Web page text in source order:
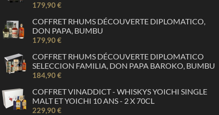
179,90 €
COFFRET RHUMS DÉCOUVERTE DIPLOMATICO,
DON PAPA, BUMBU
179,90 €
COFFRET RHUMS DÉCOUVERTE DIPLOMATICO
SELECCION FAMILIA, DON PAPA BAROKO, BUMBU
184,90 €
COFFRET VINADDICT - WHISKYS YOICHI SINGLE
MALT ET YOICHI 10 ANS - 2 X 70CL
229,90 €